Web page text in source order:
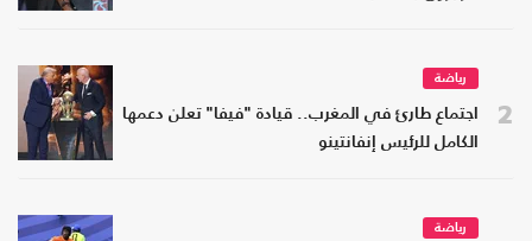
2
رياضة
اجتماع طارئ في المغرب.. قيادة "فيفا" تعلن دعمها
الكامل للرئيس إنفانتينو
رياضة